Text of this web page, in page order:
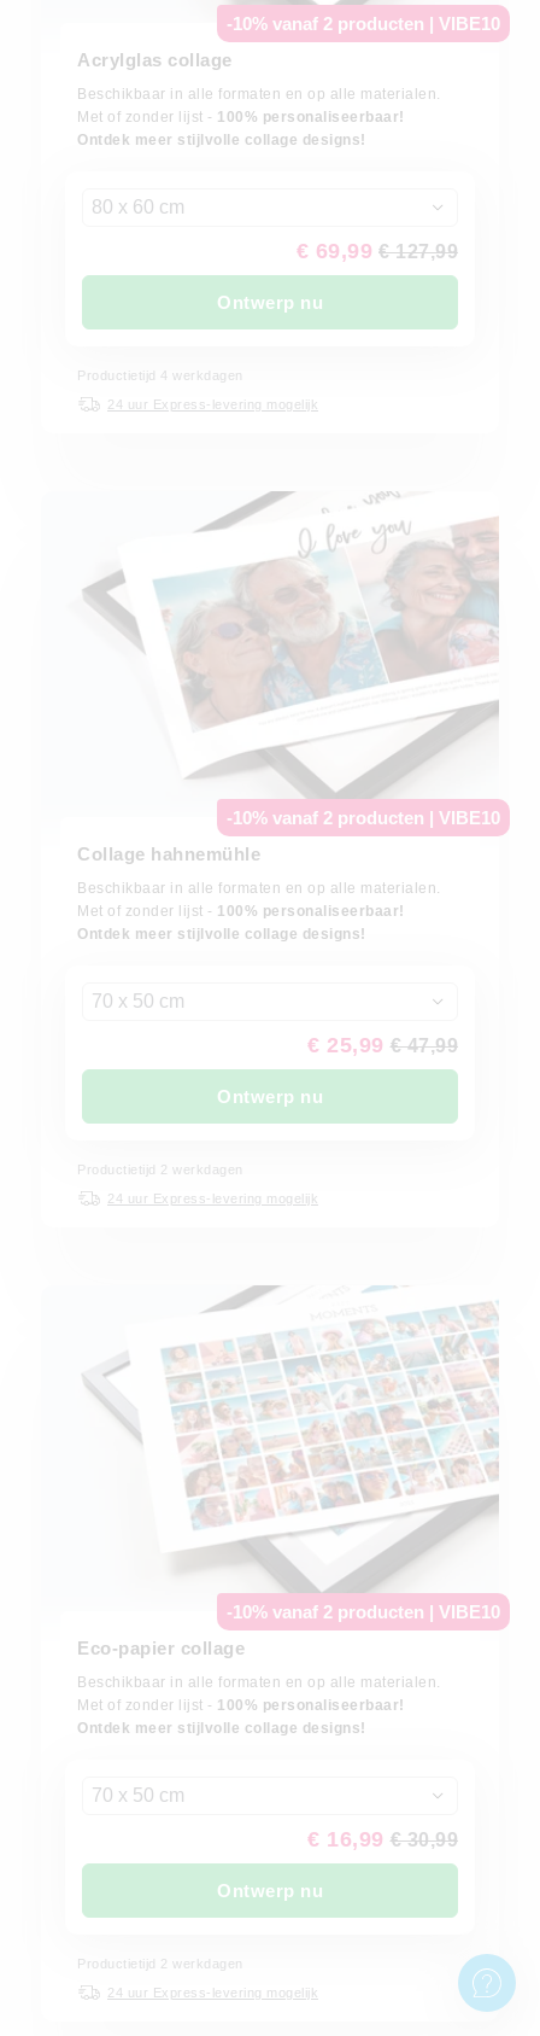
-10% vanaf 2 producten | VIBE10
Acrylglas collage
Beschikbaar in alle formaten en op alle materialen.
Met of zonder lijst - 100% personaliseerbaar!
Ontdek meer stijlvolle collage designs!
80 x 60 cm
€ 69,99 € 127,99
Ontwerp nu
Productietijd 4 werkdagen
24 uur Express-levering mogelijk
-10% vanaf 2 producten | VIBE10
Collage hahnemühle
Beschikbaar in alle formaten en op alle materialen.
Met of zonder lijst - 100% personaliseerbaar!
Ontdek meer stijlvolle collage designs!
70 x 50 cm
€ 25,99 € 47,99
Ontwerp nu
Productietijd 2 werkdagen
24 uur Express-levering mogelijk
-10% vanaf 2 producten | VIBE10
Eco-papier collage
Beschikbaar in alle formaten en op alle materialen.
Met of zonder lijst - 100% personaliseerbaar!
Ontdek meer stijlvolle collage designs!
70 x 50 cm
€ 16,99 € 30,99
Ontwerp nu
Productietijd 2 werkdagen
24 uur Express-levering mogelijk